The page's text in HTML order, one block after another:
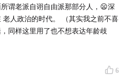
谓老派自诩自由派那部分人，😦深
人政治的时代。 （其实我之前不喜
同样这里用了也不想表达年龄歧
6